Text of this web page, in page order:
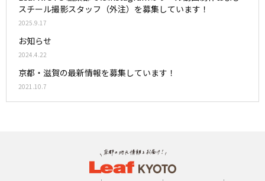
スチール撮影スタッフ（外注）を募集しています！
2025.9.17
お知らせ
2024.4.22
京都・滋賀の最新情報を募集しています！
2021.10.7